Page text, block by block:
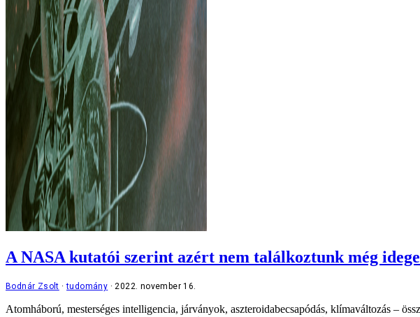
A NASA kutatói szerint azért nem találkoztunk még
Bodnár Zsolt tudomány 2022. november 16.
Atomháború, mesterséges intelligencia, járványok, aszteroidabecsapódás, klímaváltozás –